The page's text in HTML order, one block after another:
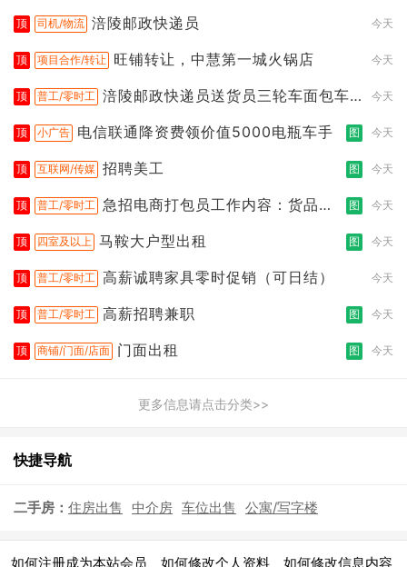
顶 司机/物流 涪陵邮政快递员 今天
顶 项目合作/转让 旺铺转让，中慧第一城火锅店 今天
顶 普工/零时工 涪陵邮政快递员送货员三轮车面包车
今天
顶 小广告 电信联通降资费领价值5000电瓶车手 图 今天
顶 互联网/传媒 招聘美工 图 今天
顶 普工/零时工 急招电商打包员工作内容：货品分
图 今天
顶 四室及以上 马鞍大户型出租 图 今天
顶 普工/零时工 高薪诚聘家具零时促销（可日结） 今天
顶 普工/零时工 高薪招聘兼职 图 今天
顶 商铺/门面/店面 门面出租 图 今天
更多信息请点击分类>>
快捷导航
二手房： 住房出售 中介房 车位出售 公寓/写字楼
如何注册成为本站会员 如何修改个人资料 如何修改信息内容